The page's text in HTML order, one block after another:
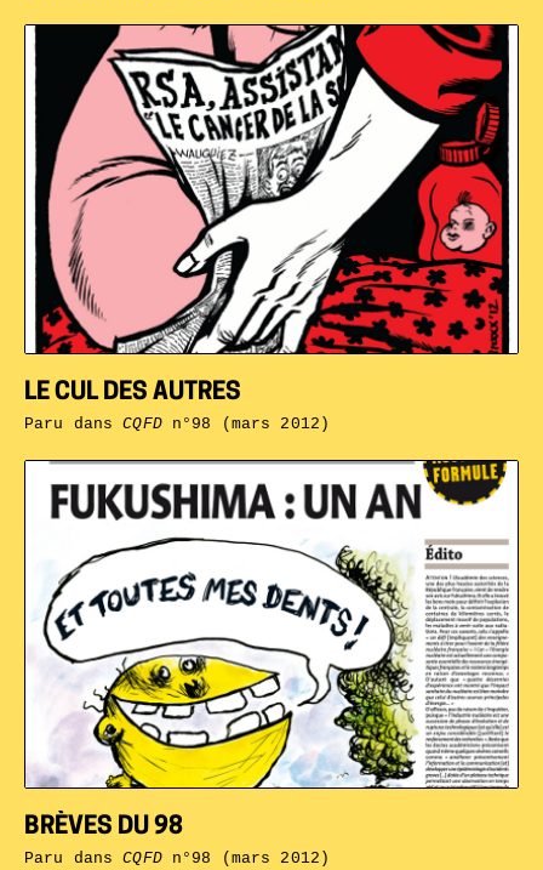
BRÈVES DU 98
Paru dansCQFDn°98 (mars 2012)
LE CUL DES AUTRES
Paru dansCQFDn°98 (mars 2012)